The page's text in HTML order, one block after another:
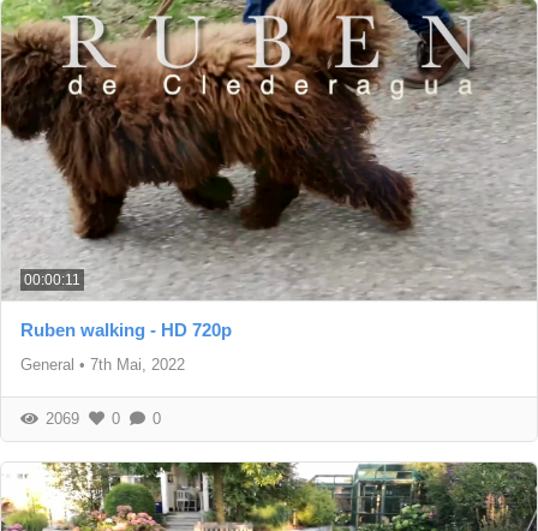
00:00:11
Ruben walking - HD 720p
General • 7th Mai, 2022
2069 0 0